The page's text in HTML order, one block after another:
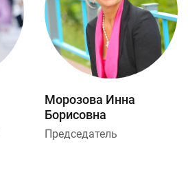
Морозова Инна
Борисовна
Председатель